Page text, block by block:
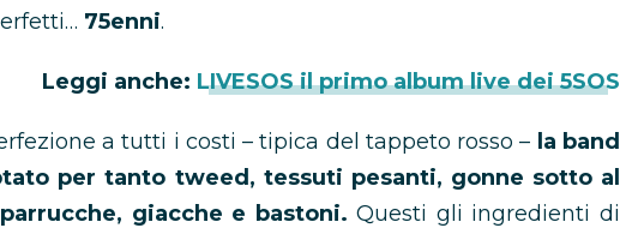
75enni.
Leggi anche: LIVESOS il primo album live dei 5SOS
a tutti i costi – tipica del tappeto rosso – la band
per tanto tweed, tessuti pesanti, gonne sotto al
giacche e bastoni. Questi gli ingredienti di